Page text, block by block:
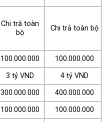
Chi trả toàn
bộ
Chi trả toàn bộ
100.000.000
100.000.000
3 tỷ VND
4 tỷ VND
300.000.000
400.000.000
100.000.000
100.000.000